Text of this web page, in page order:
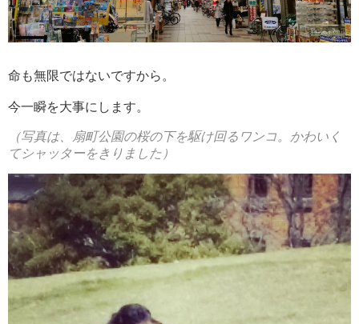
命も無限ではないですから。
今一瞬を大事にします。
（写真は、扇町公園の桜の下を駆け回るワンコ。かわいく
てシャッターをきりました）